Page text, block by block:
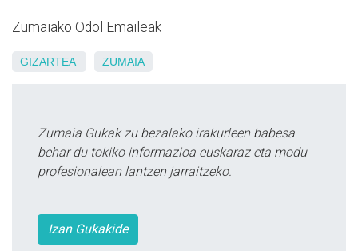
Zumaiako Odol Emaileak
GIZARTEA ZUMAIA
Zumaia Gukak zu bezalako irakurleen babesa
behar du tokiko informazioa euskaraz eta modu
profesionalean lantzen jarraitzeko.
Izan Gukakide